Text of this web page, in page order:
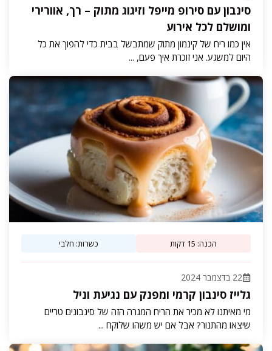
סינבון עם סירופ מייפל וזיגוג מתוק – רך, אוורירי
ומושלם לכל אירוע
אין כמו ריח של קינמון מתוק שמתבשל בבית כדי להפוך את כל
היום למשגע. אני זוכרת איך פעם, ...
הכנה: 15 דקות כשרות: חלבי
22 בדצמבר 2024
גלייז סינבון קרמי ומפנק עם נגיעת וניל
מי מאיתנו לא מכיר את הריח המגרה הזה של סינבונים טריים
שיצאו מהתנור? אבל אם יש משהו שלוקח ...